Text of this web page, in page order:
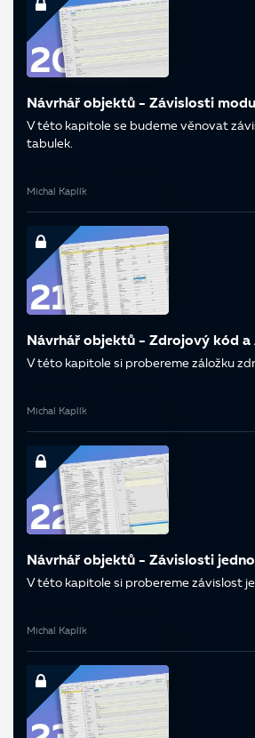
Návrhář objektů - Závislosti
V této kapitole se budeme věnovat
tabulek.
Michal Kaplík
Návrhář objektů - Zdrojový kód a
V této kapitole si probereme záložku
Michal Kaplík
Návrhář objektů - Závislosti
V této kapitole si probereme závislost
Michal Kaplík